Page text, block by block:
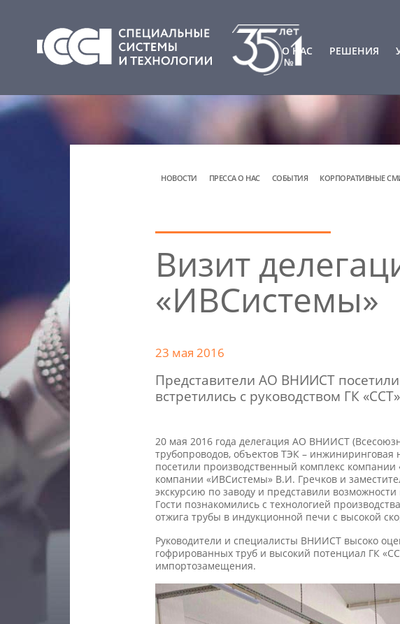
О НАС РЕШЕНИЯ
НОВОСТИ ПРЕССА О НАС СОБЫТИЯ КОРПОРАТИВНЫЕ
Визит
«ИВСистемы»
23 мая 2016
Представители АО ВНИИСТ
встретились с руководством ГК
20 мая 2016 года делегация АО ВНИИСТ
трубопроводов, объектов ТЭК –
посетили производственный комплекс
компании «ИВСистемы» В.И. Гречков и
экскурсию по заводу и представили
Гости познакомились с технологией
отжига трубы в индукционной печи с высокой
Руководители и специалисты ВНИИСТ высоко
гофрированных труб и высокий потенциал ГК
импортозамещения.